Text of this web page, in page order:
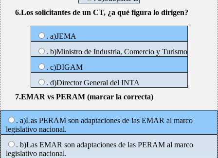
6.Los solicitantes de un CT, ¿a qué figura lo dirigen?
. a)JEMA
. b)Ministro de Industria, Comercio y Turismo
. c)DIGAM
. d)Director General del INTA
7.EMAR vs PERAM (marcar la correcta)
. a)Las PERAM son adaptaciones de las EMAR al marco
legislativo nacional.
. b)Las EMAR son adaptaciones de las PERAM al marco
legislativo nacional.